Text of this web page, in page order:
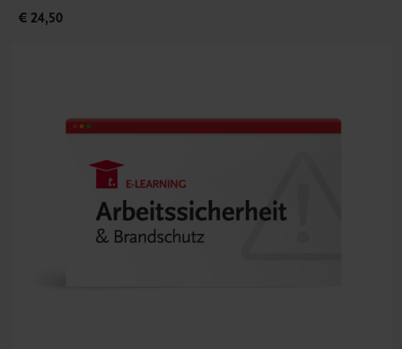
€ 24,50